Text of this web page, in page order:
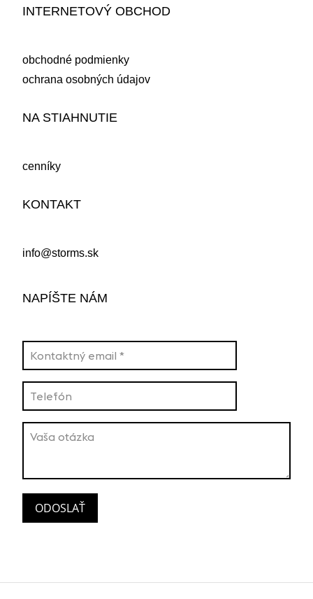
INTERNETOVÝ OBCHOD
obchodné podmienky
ochrana osobných údajov
NA STIAHNUTIE
cenníky
KONTAKT
info@storms.sk
NAPÍŠTE NÁM
ODOSLAŤ